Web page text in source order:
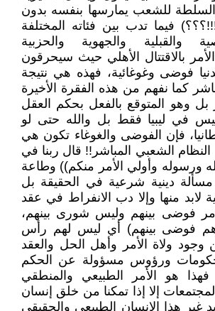
للشعب يمارسها بنفسه بدون
فيما تدب بين فئاته المختلفة
والقبلية والجهوية والحزبية
بالاقتتال الأهلي حيث سيحرقون
فوضى وغوغائية، فهذه هي نتيجة
كما نفهم من هذه الفقرة الأخيرة
وهو المتوقع بالفعل بحكم العقل
في ليبيا فقط بل والله حتى لو
فإن الفوضى والغوغاء تكون هي
النظام الشعبي المباشر!! قال ربنا في
ورسوله وأولي الأمر منكم)) وطاعة
دينية شرعية في الحقيقة بل
لابد منها وإلا دب الانفراط في عقد
فوضى بينهم وليس شورى بينهم،
فوضى بينهم) أي ليس لهم رأس
وجود ولاة الأمر وأهل الحل والعقد
ورؤوس مسؤولة عن الحكم
فهذا هو الأمر الطبيعي والمنطقي
إلا إذا تمكنا من خلق إنسان
غير هذا الإنسان الطبيعي والحقيقي